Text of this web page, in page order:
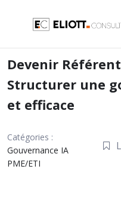
Devenir Référent
Structurer une
et efficace
Catégories :
Gouvernance IA
PME/ETI